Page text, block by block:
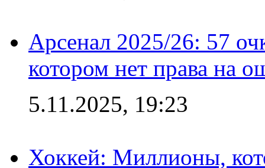
Арсенал 2025/26: 57
котором нет права на
5.11.2025, 19:23
Хоккей: Миллионы,